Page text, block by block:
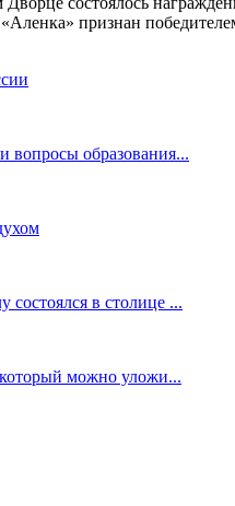
признан
вопросы образования...
в столице ...
можно уложи...